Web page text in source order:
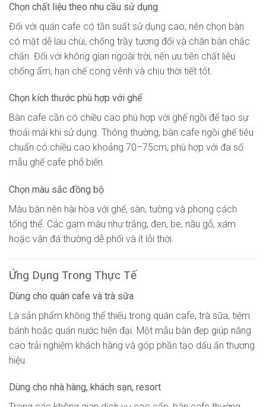
Chọn chất liệu theo nhu cầu sử dụng
Đối với quán cafe có tần suất sử dụng cao, nên chọn bàn
có mặt dễ lau chùi, chống trầy tương đối và chân bàn chắc
chắn. Đối với không gian ngoài trời, nên ưu tiên chất liệu
chống ẩm, hạn chế cong vênh và chịu thời tiết tốt.
Chọn kích thước phù hợp với ghế
Bàn cafe cần có chiều cao phù hợp với ghế ngồi để tạo sự
thoải mái khi sử dụng. Thông thường, bàn cafe ngồi ghế tiêu
chuẩn có chiều cao khoảng 70–75cm, phù hợp với đa số
mẫu ghế cafe phổ biến.
Chọn màu sắc đồng bộ
Màu bàn nên hài hòa với ghế, sàn, tường và phong cách
tổng thể. Các gam màu như trắng, đen, be, nâu gỗ, xám
hoặc vân đá thường dễ phối và ít lỗi thời.
Ứng Dụng Trong Thực Tế
Dùng cho quán cafe và trà sữa
Là sản phẩm không thể thiếu trong quán cafe, trà sữa, tiệm
bánh hoặc quán nước hiện đại. Một mẫu bàn đẹp giúp nâng
cao trải nghiệm khách hàng và góp phần tạo dấu ấn thương
hiệu.
Dùng cho nhà hàng, khách sạn, resort